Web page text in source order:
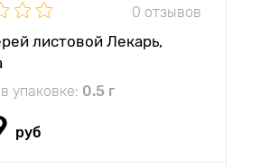
0 отзывов
листовой Лекарь,
упаковке: 0.5 г
руб